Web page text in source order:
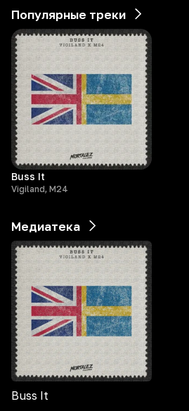
Популярные треки
Buss It
Vigiland, M24
Медиатека
Buss It